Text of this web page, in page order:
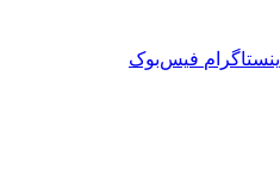
اینستاگرام فیس‌بوک